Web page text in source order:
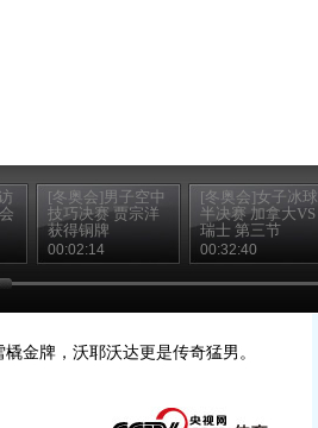
[冬奥会]男子空中
技巧决赛 贾宗洋
获得铜牌
00:02:14
[冬奥会]女子冰球
半决赛 加拿大VS
瑞士 第三节
00:32:40
金牌，沃耶沃达更是传奇猛男。